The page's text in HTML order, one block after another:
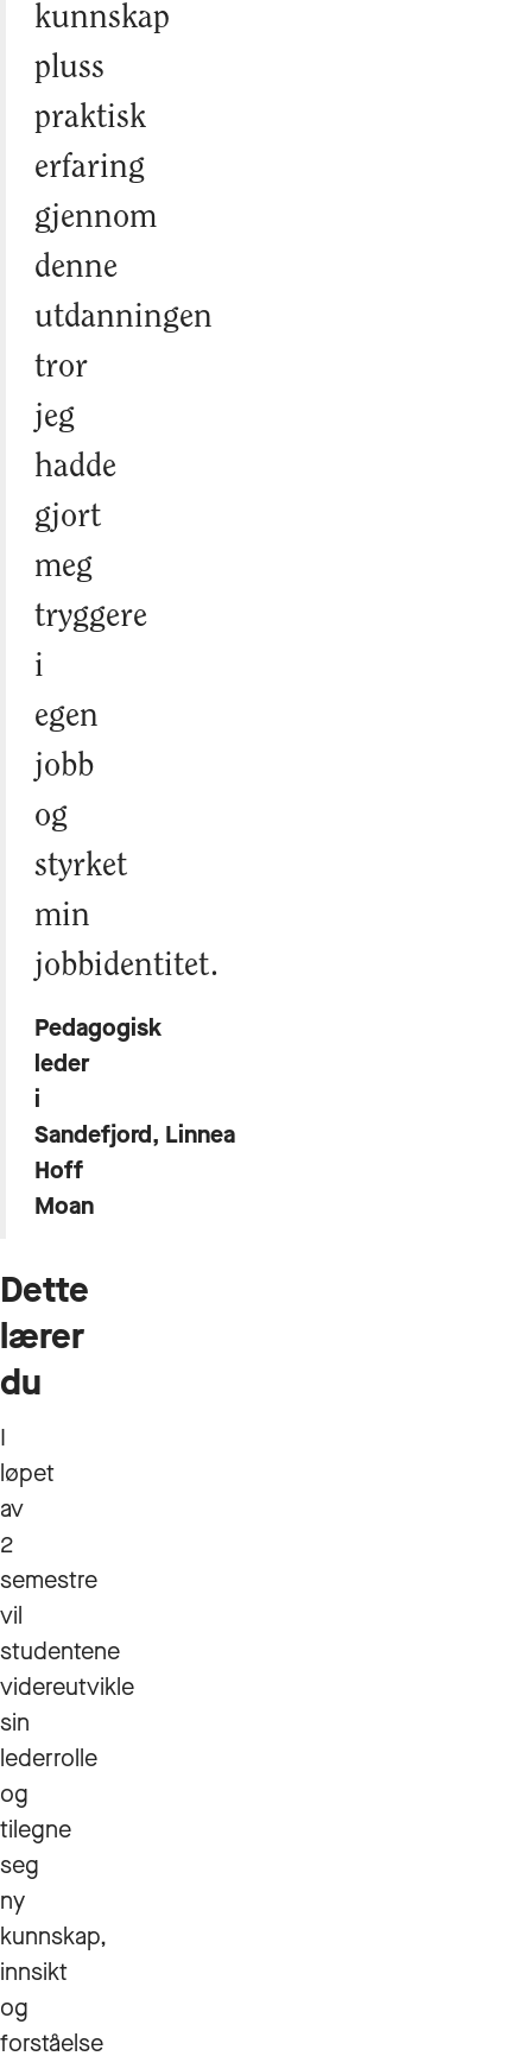
kunnskap
pluss
praktisk
erfaring
gjennom
denne
utdanningen
tror
jeg
hadde
gjort
meg
tryggere
i
egen
jobb
og
styrket
min
jobbidentitet.
Pedagogisk
leder
i
Sandefjord, Linnea
Hoff
Moan
Dette
lærer
du
I
løpet
av
2
semestre
vil
studentene
videreutvikle
sin
lederrolle
og
tilegne
seg
ny
kunnskap,
innsikt
og
forståelse